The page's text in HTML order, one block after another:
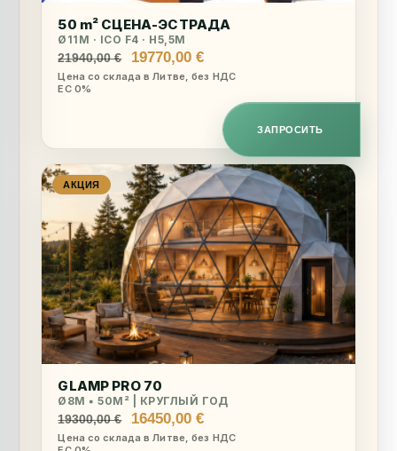
50 m² СЦЕНА-ЭСТРАДА
Ø11M · ICO F4 · H5,5M
21940,00€
Первоначальная
цена
19770,00€Текущая
цена:
Цена со склада в Литве, без НДС
ЕС 0%
ЗАПРОСИТЬ
АКЦИЯ
GLAMP PRO 70
Ø8M ▪︎ 50M² | КРУГЛЫЙ ГОД
19300,00€
Первоначальная
цена
16450,00€Текущая
цена:
Цена со склада в Литве, без НДС